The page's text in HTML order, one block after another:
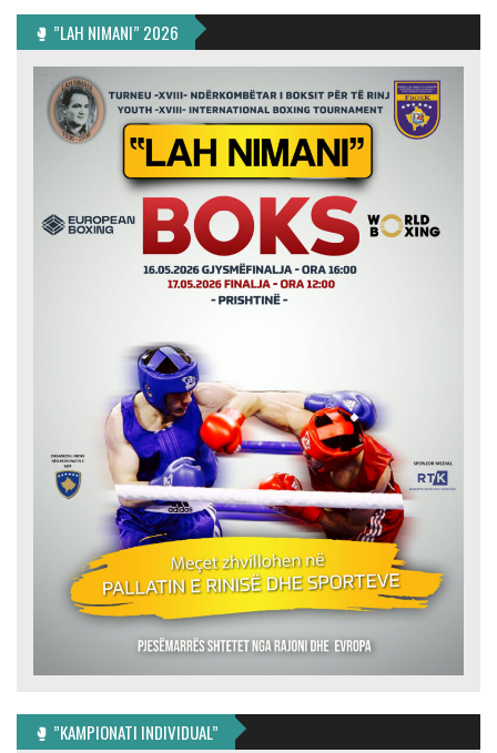
🥊 ”LAH NIMANI” 2026
🥊 ”KAMPIONATI INDIVIDUAL”